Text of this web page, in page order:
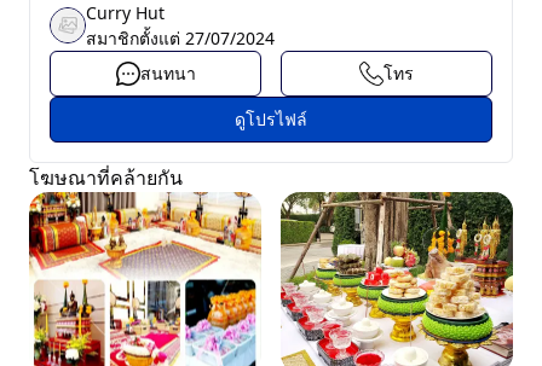
Curry Hut
สมาชิกตั้งแต่ 27/07/2024
สนทนา
โทร
ดูโปรไฟล์
โฆษณาที่คล้ายกัน